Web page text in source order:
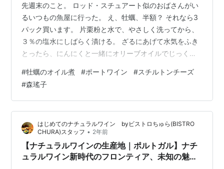
先週末のこと。 ロッド・スチュアート似のおばさんがい
るいつもの魚屋に行った。 え、牡蠣、半額？ それなら3
パック買います。 片栗粉と水で、やさしく洗ってから、
３％の塩水にしばらく漬ける。 ざるにあげて水気をふき
とったら、にんにくと一緒にオリーブオイルでじっくり
ライパンを振りながら少し煮詰めて、粗熱がとれたら容
器にいれて、 牡蠣が全部ひたるまでオリーブオイルを注
ぎます。 鷹の爪も入れておきましょう。 出来立てを玄米
にのせ、 ぬか漬けのにんじんを添えました。 もっちり炊
けた玄米と牡蠣の旨味が混じりあう。 浅く漬かったにん
じんと濃厚な牡蠣が互いを…
#牡蠣のオイル煮 #ポートワイン #スチルトンチーズ
#森瑤子
はじめてのナチュラルワイン byビストロちゅら(BISTRO
CHURA)スタッフ • 2年前
【ナチュラルワインの生産地｜ポルトガル】ナチ
ュラルワイン新時代のフロンティア、未知の魅力